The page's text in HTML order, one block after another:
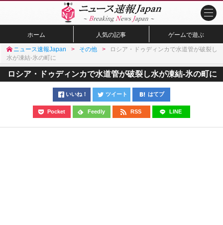
ホーム 人気の記事 ゲームで遊ぶ
ニュース速報Japan その他
ロシア・ドゥディンカで水道管が破裂し
水が凍結-氷の町に
ロシア・ドゥディンカで水道管が破裂し水が凍結-氷の町に
いいね！ ツイート はてブ
Pocket Feedly RSS LINE